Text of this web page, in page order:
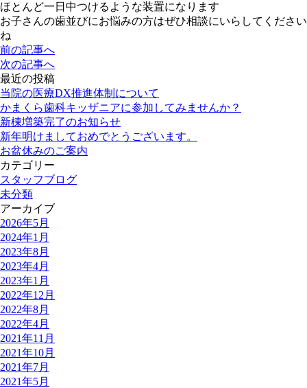
ほとんど一日中つけるような装置になります
お子さんの歯並びにお悩みの方はぜひ相談にいらしてください
ね
前の記事へ
次の記事へ
最近の投稿
当院の医療DX推進体制について
かまくら歯科キッザニアに参加してみませんか？
新棟増築完了のお知らせ
新年明けましておめでとうございます。
お盆休みのご案内
カテゴリー
スタッフブログ
未分類
アーカイブ
2026年5月
2024年1月
2023年8月
2023年4月
2023年1月
2022年12月
2022年8月
2022年4月
2021年11月
2021年10月
2021年7月
2021年5月